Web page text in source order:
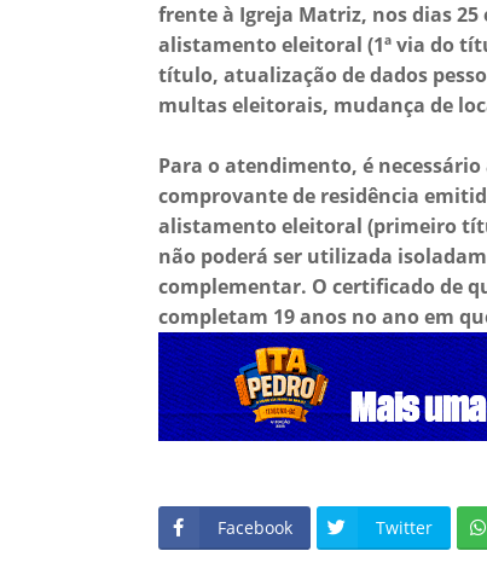
frente à Igreja Matriz, nos dias 25
alistamento eleitoral (1ª via do
título, atualização de dados
multas eleitorais, mudança de
Para o atendimento, é
comprovante de residência
alistamento eleitoral (primeiro
não poderá ser utilizada
complementar. O certificado de
completam 19 anos no ano em
Facebook Twitter